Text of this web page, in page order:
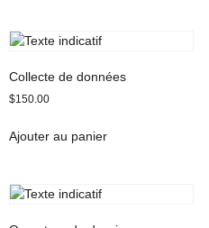
Collecte de données
$150.00
Ajouter au panier